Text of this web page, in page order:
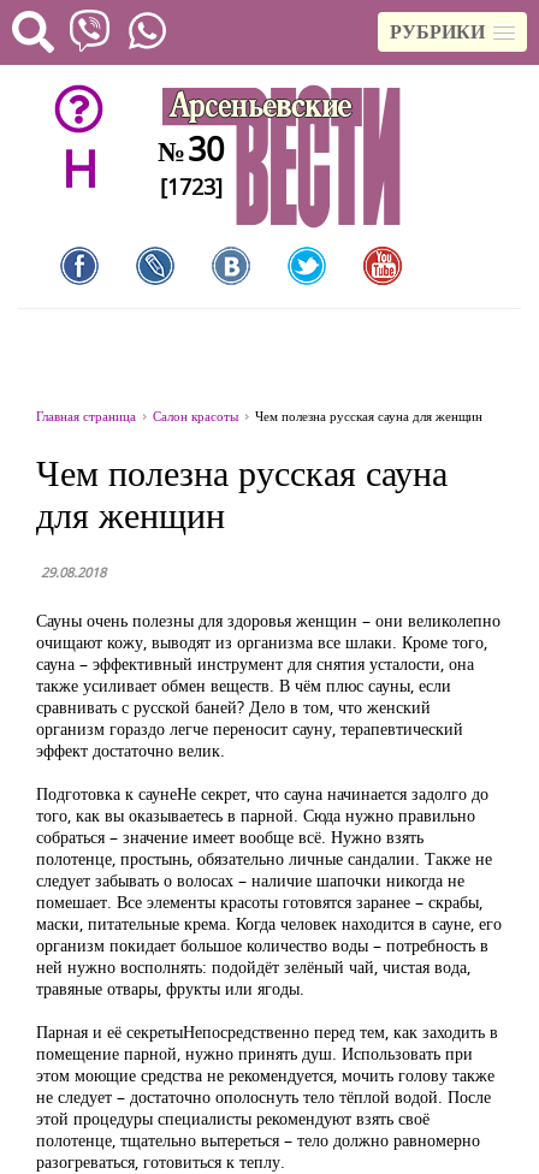
РУБРИКИ
H №30
[1723]
Главная страница Салон красоты Чем полезна русская сауна для женщин
Чем полезна русская сауна
для женщин
29.08.2018
Сауны очень полезны для здоровья женщин – они великолепно
очищают кожу, выводят из организма все шлаки. Кроме того,
сауна – эффективный инструмент для снятия усталости, она
также усиливает обмен веществ. В чём плюс сауны, если
сравнивать с русской баней? Дело в том, что женский
организм гораздо легче переносит сауну, терапевтический
эффект достаточно велик.
Подготовка к саунеНе секрет, что сауна начинается задолго до
того, как вы оказываетесь в парной. Сюда нужно правильно
собраться – значение имеет вообще всё. Нужно взять
полотенце, простынь, обязательно личные сандалии. Также не
следует забывать о волосах – наличие шапочки никогда не
помешает. Все элементы красоты готовятся заранее – скрабы,
маски, питательные крема. Когда человек находится в сауне, его
организм покидает большое количество воды – потребность в
ней нужно восполнять: подойдёт зелёный чай, чистая вода,
травяные отвары, фрукты или ягоды.
Парная и её секретыНепосредственно перед тем, как заходить в
помещение парной, нужно принять душ. Использовать при
этом моющие средства не рекомендуется, мочить голову также
не следует – достаточно ополоснуть тело тёплой водой. После
этой процедуры специалисты рекомендуют взять своё
полотенце, тщательно вытереться – тело должно равномерно
разогреваться, готовиться к теплу.